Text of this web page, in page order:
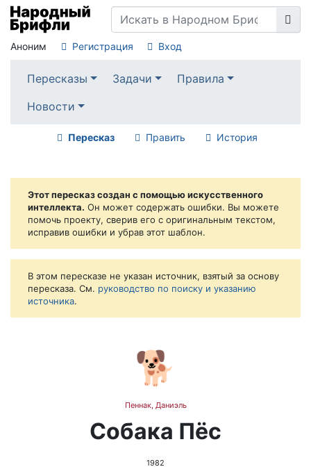
Аноним Регистрация Вход
Пересказы Задачи
Правила
Новости
Пересказ Править История
Этот пересказ создан с помощью искусственного
интеллекта. Он может содержать ошибки. Вы можете
помочь проекту, сверив его с оригинальным текстом,
исправив ошибки и убрав этот шаблон.
В этом пересказе не указан источник, взятый за основу
пересказа. См. руководство по поиску и указанию
источника.
🐕
Пеннак, Даниэль
Собака Пёс
1982